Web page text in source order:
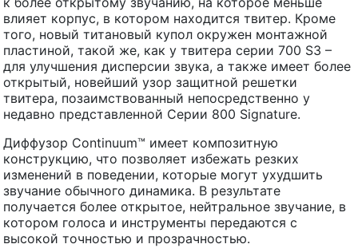
влияет корпус, в котором находится твитер. Кроме
того, новый титановый купол окружен монтажной
пластиной, такой же, как у твитера серии 700 S3 –
для улучшения дисперсии звука, а также имеет более
открытый, новейший узор защитной решетки
твитера, позаимствованный непосредственно у
недавно представленной Серии 800 Signature.
Диффузор Continuum™ имеет композитную
конструкцию, что позволяет избежать резких
изменений в поведении, которые могут ухудшить
звучание обычного динамика. В результате
получается более открытое, нейтральное звучание, в
котором голоса и инструменты передаются с
высокой точностью и прозрачностью.